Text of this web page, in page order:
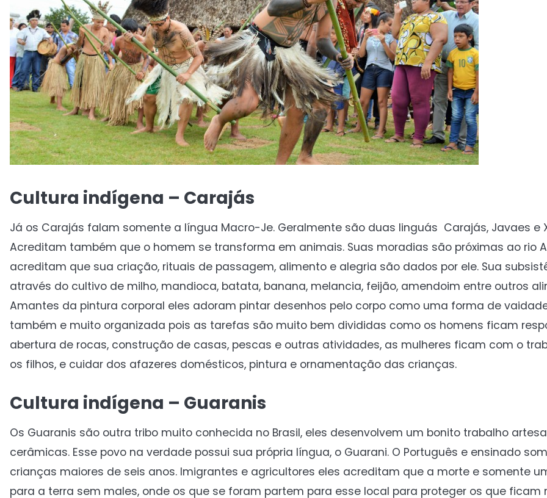
Cultura indígena – Carajás
Já os Carajás falam somente a língua Macro-Je. Geralmente são duas linguás Carajás, Javaes e
Acreditam também que o homem se transforma em animais. Suas moradias são próximas ao rio
acreditam que sua criação, rituais de passagem, alimento e alegria são dados por ele. Sua
através do cultivo de milho, mandioca, batata, banana, melancia, feijão, amendoim entre outros
Amantes da pintura corporal eles adoram pintar desenhos pelo corpo como uma forma de
também e muito organizada pois as tarefas são muito bem divididas como os homens ficam
abertura de rocas, construção de casas, pescas e outras atividades, as mulheres ficam com o
os filhos, e cuidar dos afazeres domésticos, pintura e ornamentação das crianças.
Cultura indígena – Guaranis
Os Guaranis são outra tribo muito conhecida no Brasil, eles desenvolvem um bonito trabalho
cerâmicas. Esse povo na verdade possui sua própria língua, o Guarani. O Português e ensinado
crianças maiores de seis anos. Imigrantes e agricultores eles acreditam que a morte e somente
para a terra sem males, onde os que se foram partem para esse local para proteger os que ficam